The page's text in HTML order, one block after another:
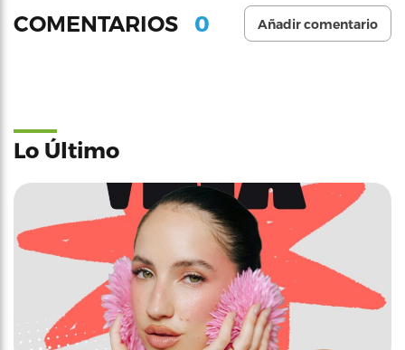
COMENTARIOS 0 Añadir comentario
Lo Último